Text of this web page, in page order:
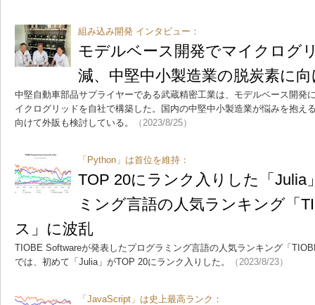
組み込み開発 インタビュー：
モデルベース開発でマイクログ
減、中堅中小製造業の脱炭素に
中堅自動車部品サプライヤーである武蔵精密工業は、モデルベース開発
イクログリッドを自社で構築した。国内の中堅中小製造業が悩みを抱え
向けて外販も検討している。
（2023/8/25）
「Python」は首位を維持：
TOP 20にランク入りした「
ミング言語の人気ランキング「
ス」に波乱
TIOBE Softwareが発表したプログラミング言語の人気ランキング「
では、初めて「Julia」がTOP 20にランク入りした。
（2023/8/23）
「JavaScript」は史上最高ランク：